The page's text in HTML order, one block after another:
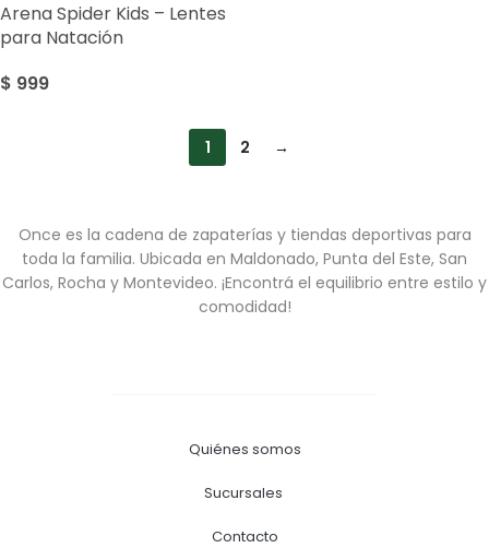
Arena Spider Kids – Lentes
para Natación
$ 999
1 2 →
Once es la cadena de zapaterías y tiendas deportivas para
toda la familia. Ubicada en Maldonado, Punta del Este, San
Carlos, Rocha y Montevideo. ¡Encontrá el equilibrio entre estilo y
comodidad!
Quiénes somos
Sucursales
Contacto